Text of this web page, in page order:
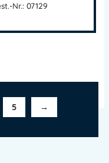
Nr.: 07129
5 →